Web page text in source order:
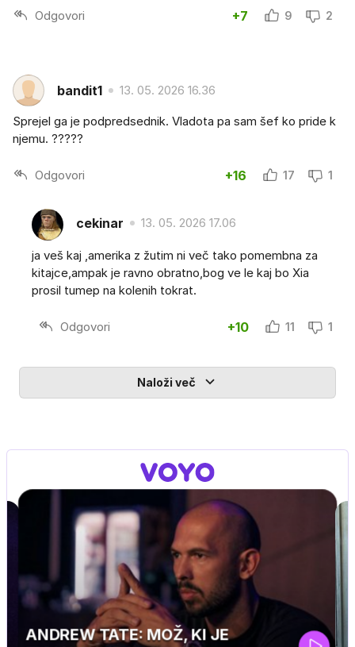
Odgovori +7 9 2
bandit1 13. 05. 2026 16.36
Sprejel ga je podpredsednik. Vladota pa sam šef ko pride k
njemu. ?????
Odgovori +16 17 1
cekinar 13. 05. 2026 17.06
ja veš kaj ,amerika z žutim ni več tako pomembna za
kitajce,ampak je ravno obratno,bog ve le kaj bo Xia
prosil tumep na kolenih tokrat.
Odgovori +10 11 1
Naloži več